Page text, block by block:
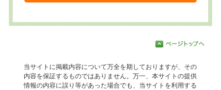
当サイトに掲載内容について万全を期しておりますが、その
内容を保証するものではありません。万一、本サイトの提供
情報の内容に誤り等があった場合でも、当サイトを利用する